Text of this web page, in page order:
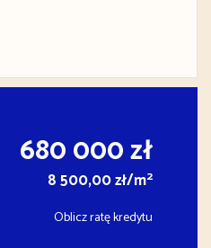
680 000 zł
8 500,00 zł/m2
Oblicz ratę kredytu